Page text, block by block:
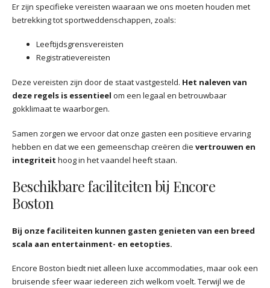
Er zijn specifieke vereisten waaraan we ons moeten houden met
betrekking tot sportweddenschappen, zoals:
Leeftijdsgrensvereisten
Registratievereisten
Deze vereisten zijn door de staat vastgesteld. Het naleven van
deze regels is essentieel om een ​​legaal en betrouwbaar
gokklimaat te waarborgen.
Samen zorgen we ervoor dat onze gasten een positieve ervaring
hebben en dat we een gemeenschap creëren die vertrouwen en
integriteit hoog in het vaandel heeft staan.
Beschikbare faciliteiten bij Encore
Boston
Bij onze faciliteiten kunnen gasten genieten van een breed
scala aan entertainment- en eetopties.
Encore Boston biedt niet alleen luxe accommodaties, maar ook een
bruisende sfeer waar iedereen zich welkom voelt. Terwijl we de